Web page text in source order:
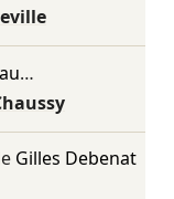
…
Gilles Debenat